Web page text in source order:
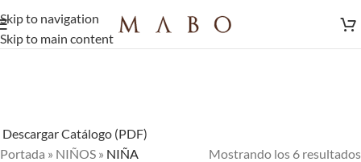
Skip to navigation
Skip to main content
Descargar Catálogo (PDF)
Portada » NIÑOS » NIÑA
Mostrando los 6 resultados